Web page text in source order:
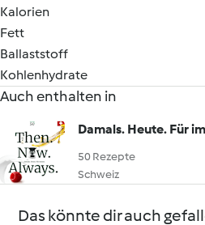
Kalorien
Fett
Ballaststoff
Kohlenhydrate
Auch enthalten in
Damals. Heute. Für
50 Rezepte
Schweiz
Das könnte dir auch